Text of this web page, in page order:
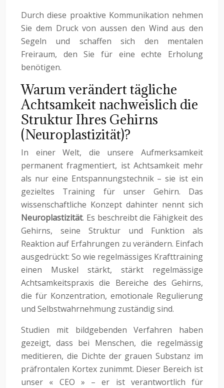
Durch diese proaktive Kommunikation nehmen
Sie dem Druck von aussen den Wind aus den
Segeln und schaffen sich den mentalen
Freiraum, den Sie für eine echte Erholung
benötigen.
Warum verändert tägliche
Achtsamkeit nachweislich die
Struktur Ihres Gehirns
(Neuroplastizität)?
In einer Welt, die unsere Aufmerksamkeit
permanent fragmentiert, ist Achtsamkeit mehr
als nur eine Entspannungstechnik – sie ist ein
gezieltes Training für unser Gehirn. Das
wissenschaftliche Konzept dahinter nennt sich
Neuroplastizität. Es beschreibt die Fähigkeit des
Gehirns, seine Struktur und Funktion als
Reaktion auf Erfahrungen zu verändern. Einfach
ausgedrückt: So wie regelmässiges Krafttraining
einen Muskel stärkt, stärkt regelmässige
Achtsamkeitspraxis die Bereiche des Gehirns,
die für Konzentration, emotionale Regulierung
und Selbstwahrnehmung zuständig sind.
Studien mit bildgebenden Verfahren haben
gezeigt, dass bei Menschen, die regelmässig
meditieren, die Dichte der grauen Substanz im
präfrontalen Kortex zunimmt. Dieser Bereich ist
unser « CEO » – er ist verantwortlich für